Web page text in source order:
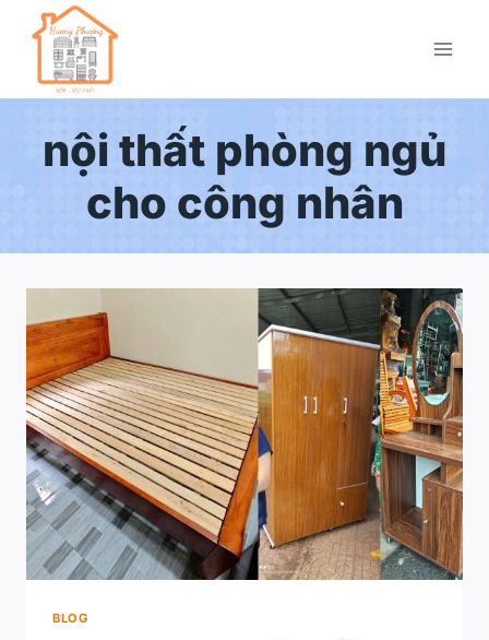
nội thất phòng ngủ
cho công nhân
BLOG